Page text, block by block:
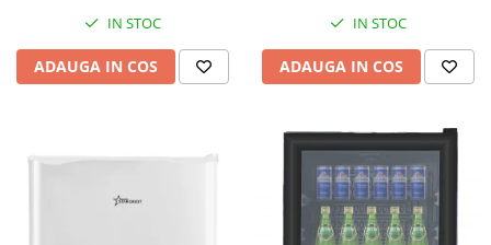
IN STOC
ADAUGA IN COS
IN STOC
ADAUGA IN COS